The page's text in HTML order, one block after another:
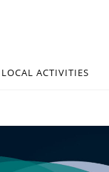
LOCAL ACTIVITIES